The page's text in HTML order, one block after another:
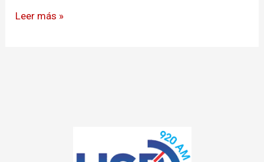
a
Leer más »